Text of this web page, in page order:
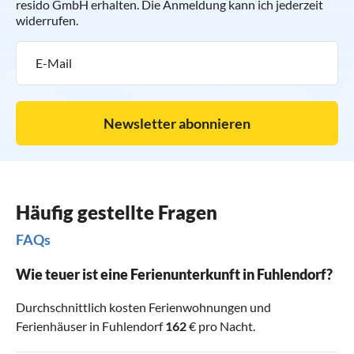
resido GmbH erhalten. Die Anmeldung kann ich jederzeit
widerrufen.
Newsletter abonnieren
Häufig gestellte Fragen
FAQs
Wie teuer ist eine Ferienunterkunft in Fuhlendorf?
Durchschnittlich kosten Ferienwohnungen und
Ferienhäuser in Fuhlendorf162€ pro Nacht.